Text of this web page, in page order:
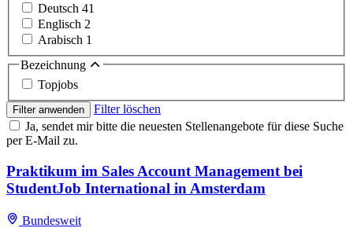
Deutsch 41
Englisch 2
Arabisch 1
Bezeichnung
Topjobs
Filter anwenden
Filter löschen
Ja, sendet mir bitte die neuesten Stellenangebote für diese Suche
per E-Mail zu.
Praktikum im Sales Account Management bei
StudentJob International in Amsterdam
Bundesweit